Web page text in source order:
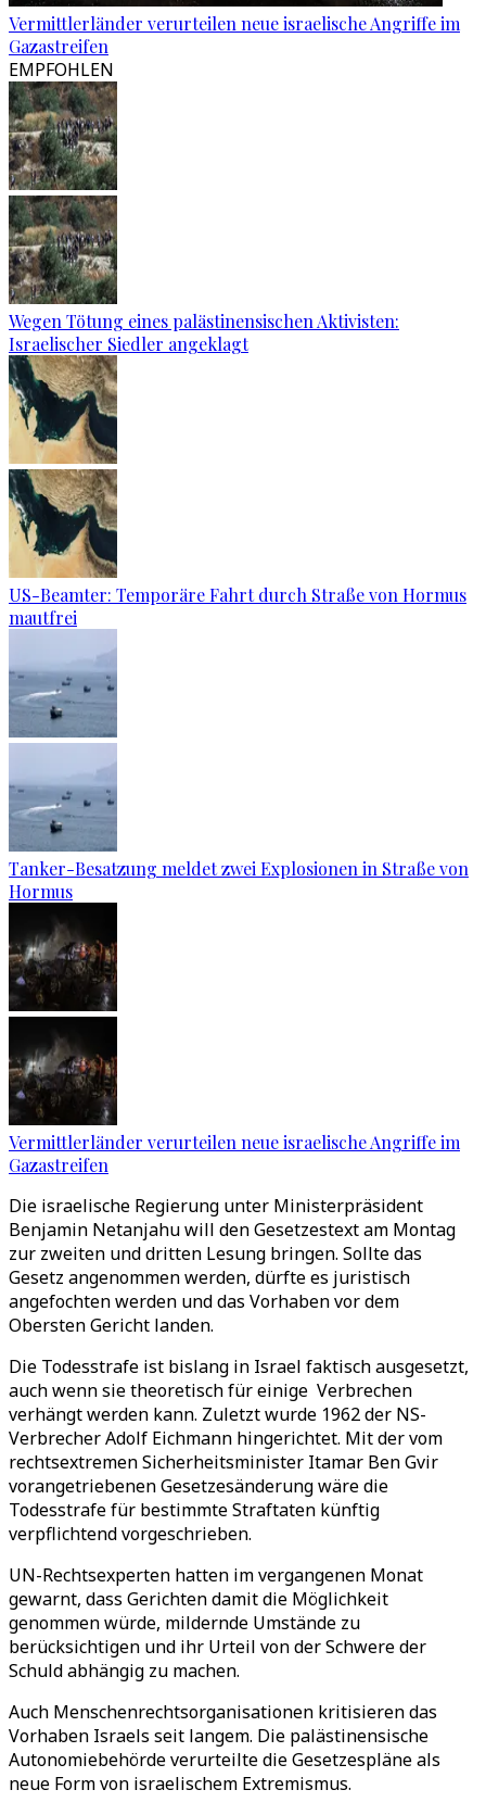
Vermittlerländer verurteilen neue israelische Angriffe im
Gazastreifen
EMPFOHLEN
Wegen Tötung eines palästinensischen Aktivisten:
Israelischer Siedler angeklagt
US-Beamter: Temporäre Fahrt durch Straße von Hormus
mautfrei
Tanker-Besatzung meldet zwei Explosionen in Straße von
Hormus
Vermittlerländer verurteilen neue israelische Angriffe im
Gazastreifen
Die israelische Regierung unter Ministerpräsident
Benjamin Netanjahu will den Gesetzestext am Montag
zur zweiten und dritten Lesung bringen. Sollte das
Gesetz angenommen werden, dürfte es juristisch
angefochten werden und das Vorhaben vor dem
Obersten Gericht landen.
Die Todesstrafe ist bislang in Israel faktisch ausgesetzt,
auch wenn sie theoretisch für einige Verbrechen
verhängt werden kann. Zuletzt wurde 1962 der NS-
Verbrecher Adolf Eichmann hingerichtet. Mit der vom
rechtsextremen Sicherheitsminister Itamar Ben Gvir
vorangetriebenen Gesetzesänderung wäre die
Todesstrafe für bestimmte Straftaten künftig
verpflichtend vorgeschrieben.
UN-Rechtsexperten hatten im vergangenen Monat
gewarnt, dass Gerichten damit die Möglichkeit
genommen würde, mildernde Umstände zu
berücksichtigen und ihr Urteil von der Schwere der
Schuld abhängig zu machen.
Auch Menschenrechtsorganisationen kritisieren das
Vorhaben Israels seit langem. Die palästinensische
Autonomiebehörde verurteilte die Gesetzespläne als
neue Form von israelischem Extremismus.